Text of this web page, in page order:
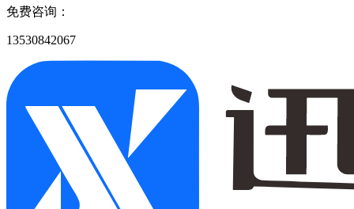
免费咨询：
13530842067